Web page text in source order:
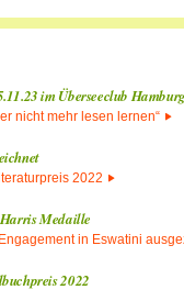
im Überseeclub
nicht mehr lesen lernen“
2022
Medaille
in Eswatini
2022